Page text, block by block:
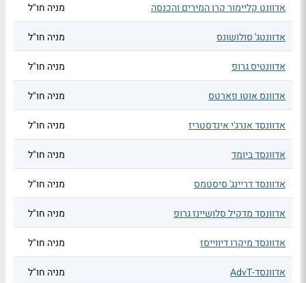
אדוונט קליימור קרן המירים והכנסה
מניה חו"ל
אדוונטג' סולושונס מניה חו"ל
אדוונטיס גרופ מניה חו"ל
אדוונס אוטו פארטס מניה חו"ל
אדוונסד אנרג'י אינדסטריז מניה חו"ל
אדוונסד ביומד מניה חו"ל
אדוונסד דריינג' סיסטמס מניה חו"ל
אדוונסד מדקיל סלושיינז גרופ מניה חו"ל
אדוונסד מיקרו דיווייסז מניה חו"ל
אדוונסד-AdvT מניה חו"ל